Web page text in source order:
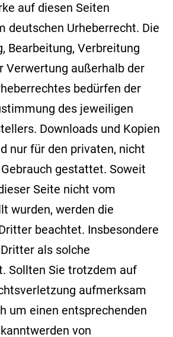
auf diesen Seiten
deutschen Urheberrecht. Die
Bearbeitung, Verbreitung
Verwertung außerhalb der
bedürfen der
des jeweiligen
Downloads und Kopien
nur für den privaten, nicht
gestattet. Soweit
Seite nicht vom
wurden, werden die
beachtet. Insbesondere
als solche
Sollten Sie trotzdem auf
aufmerksam
um einen entsprechenden
von